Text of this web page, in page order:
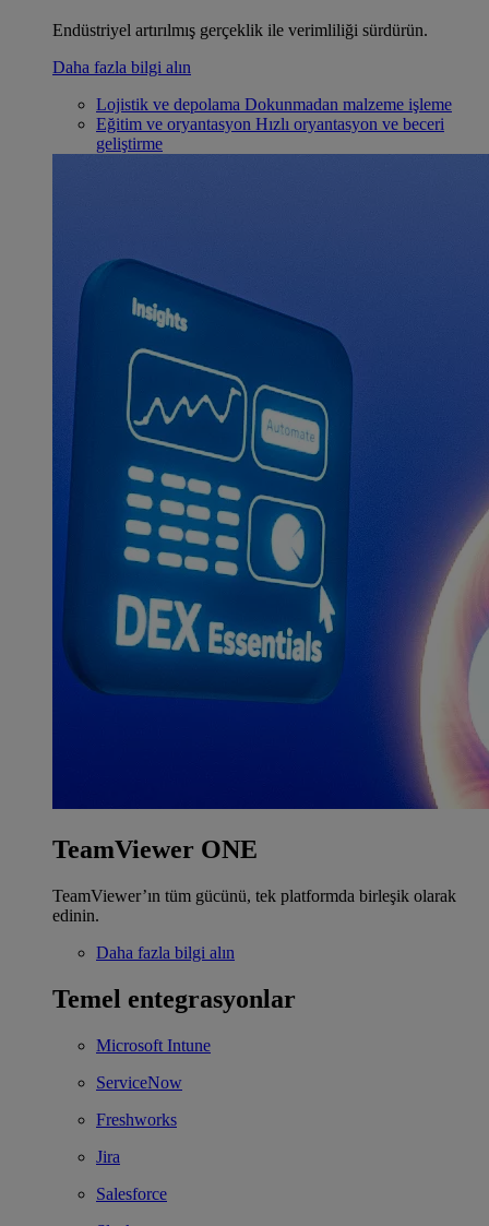
Endüstriyel artırılmış gerçeklik ile verimliliği sürdürün.
Daha fazla bilgi alın
Lojistik ve depolama Dokunmadan malzeme işleme
Eğitim ve oryantasyon Hızlı oryantasyon ve beceri
geliştirme
TeamViewer ONE
TeamViewer’ın tüm gücünü, tek platformda birleşik olarak
edinin.
Daha fazla bilgi alın
Temel entegrasyonlar
Microsoft Intune
ServiceNow
Freshworks
Jira
Salesforce